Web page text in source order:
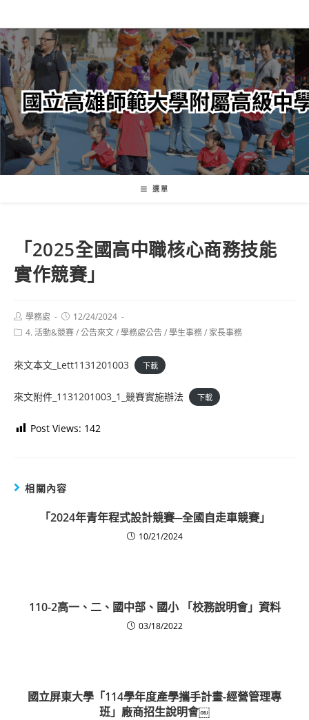
轉
至
主
內
容
選單
「2025全國高中職核心商務技能
實作競賽」
Post
author:
學務處
Post
published:
12/24/2024
Post4. 活動&競賽/公告來文/學務處公告/學生事務/ 家長事務
來文本文_Lett1131201003 下載
來文附件_1131201003_1_競賽實施辦法 下載
Post Views: 142
相關內容
「2024年青年程式設計競賽─全國自走車競賽」
10/21/2024
110-2高一、二、國中部、國小 「校務說明會」資料
03/18/2022
國立屏東大學「114學年度產學攜手計畫-經營管理專
班」廠商招生說明會￼